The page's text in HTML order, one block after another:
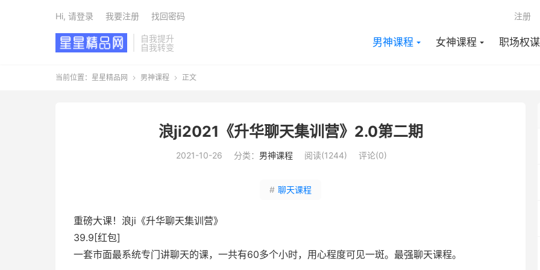
自我提升
自我转变
男神课程 女神课程 职场权谋
注册
Hi, 请登录 我要注册 找回密码
当前位置： 星星精品网  男神课程  正文
浪ji2021《升华聊天集训营》2.0第二期
2021-10-26 分类： 男神课程 阅读(1244) 评论(0)
# 聊天课程
重磅大课！浪ji《升华聊天集训营》
39.9[红包]
一套市面最系统专门讲聊天的课，一共有60多个小时，用心程度可见一斑。最强聊天课程。